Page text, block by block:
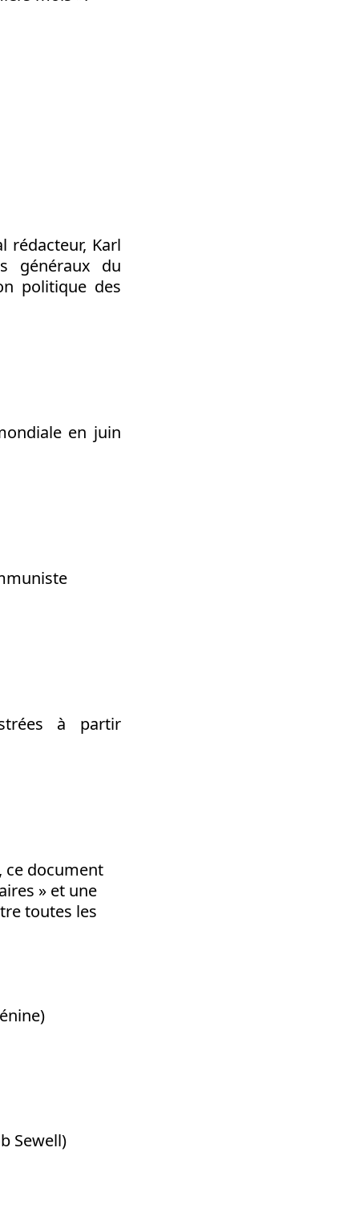
rédacteur, Karl
généraux du
politique des
en juin
à partir
ce document
» et une
toutes les
Sewell)